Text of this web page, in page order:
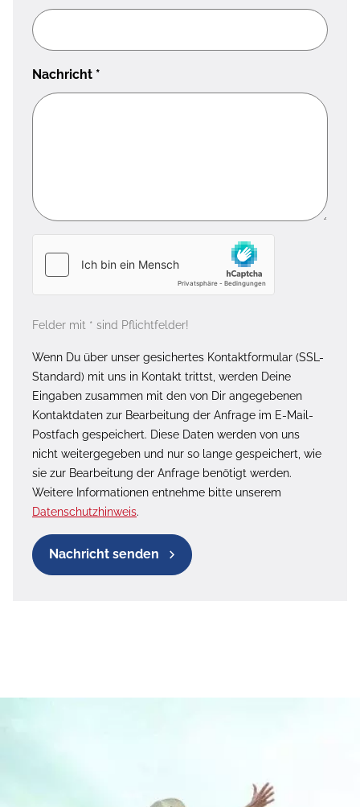
Nachricht *
Felder mit * sind Pflichtfelder!
Wenn Du über unser gesichertes Kontaktformular (SSL-
Standard) mit uns in Kontakt trittst, werden Deine
Eingaben zusammen mit den von Dir angegebenen
Kontaktdaten zur Bearbeitung der Anfrage im E-Mail-
Postfach gespeichert. Diese Daten werden von uns
nicht weitergegeben und nur so lange gespeichert, wie
sie zur Bearbeitung der Anfrage benötigt werden.
Weitere Informationen entnehme bitte unserem
Datenschutzhinweis.
Nachricht senden